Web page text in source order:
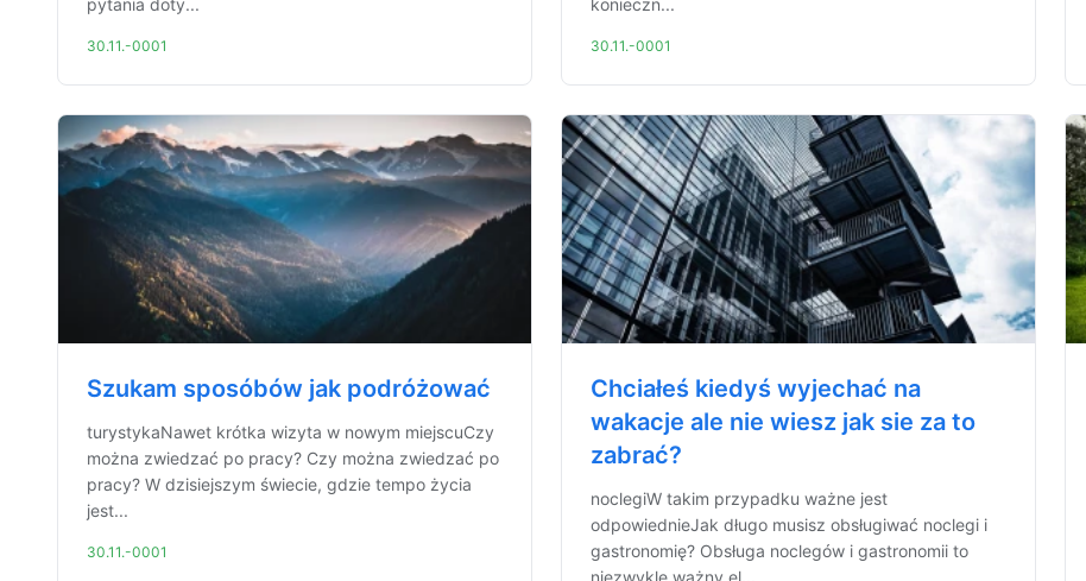
pytania doty...
30.11.-0001
konieczn...
30.11.-0001
Szukam sposóbów jak podróżować
turystykaNawet krótka wizyta w nowym miejscuCzy
można zwiedzać po pracy? Czy można zwiedzać po
pracy? W dzisiejszym świecie, gdzie tempo życia
jest...
30.11.-0001
Chciałeś kiedyś wyjechać na
wakacje ale nie wiesz jak sie za to
zabrać?
noclegiW takim przypadku ważne jest
odpowiednieJak długo musisz obsługiwać noclegi i
gastronomię? Obsługa noclegów i gastronomii to
niezwykle ważny el...